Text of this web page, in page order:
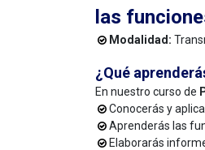
las
Modalidad:
¿Qué
En nuestro curso de
Conocerás y
Aprenderás las
Elaborarás